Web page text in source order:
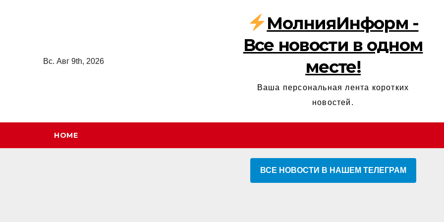
Вс. Авг 9th, 2026
МолнияИнформ -
Все новости в одном
месте!
Ваша персональная лента коротких
новостей.
HOME
ВСЕ НОВОСТИ В НАШЕМ ТЕЛЕГРАМ